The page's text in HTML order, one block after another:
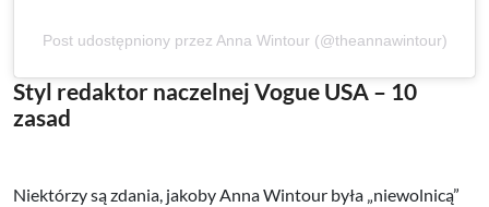
Post udostępniony przez Anna Wintour (@theannawintour)
Styl redaktor naczelnej Vogue USA – 10
zasad
Niektórzy są zdania, jakoby Anna Wintour była „niewolnicą”